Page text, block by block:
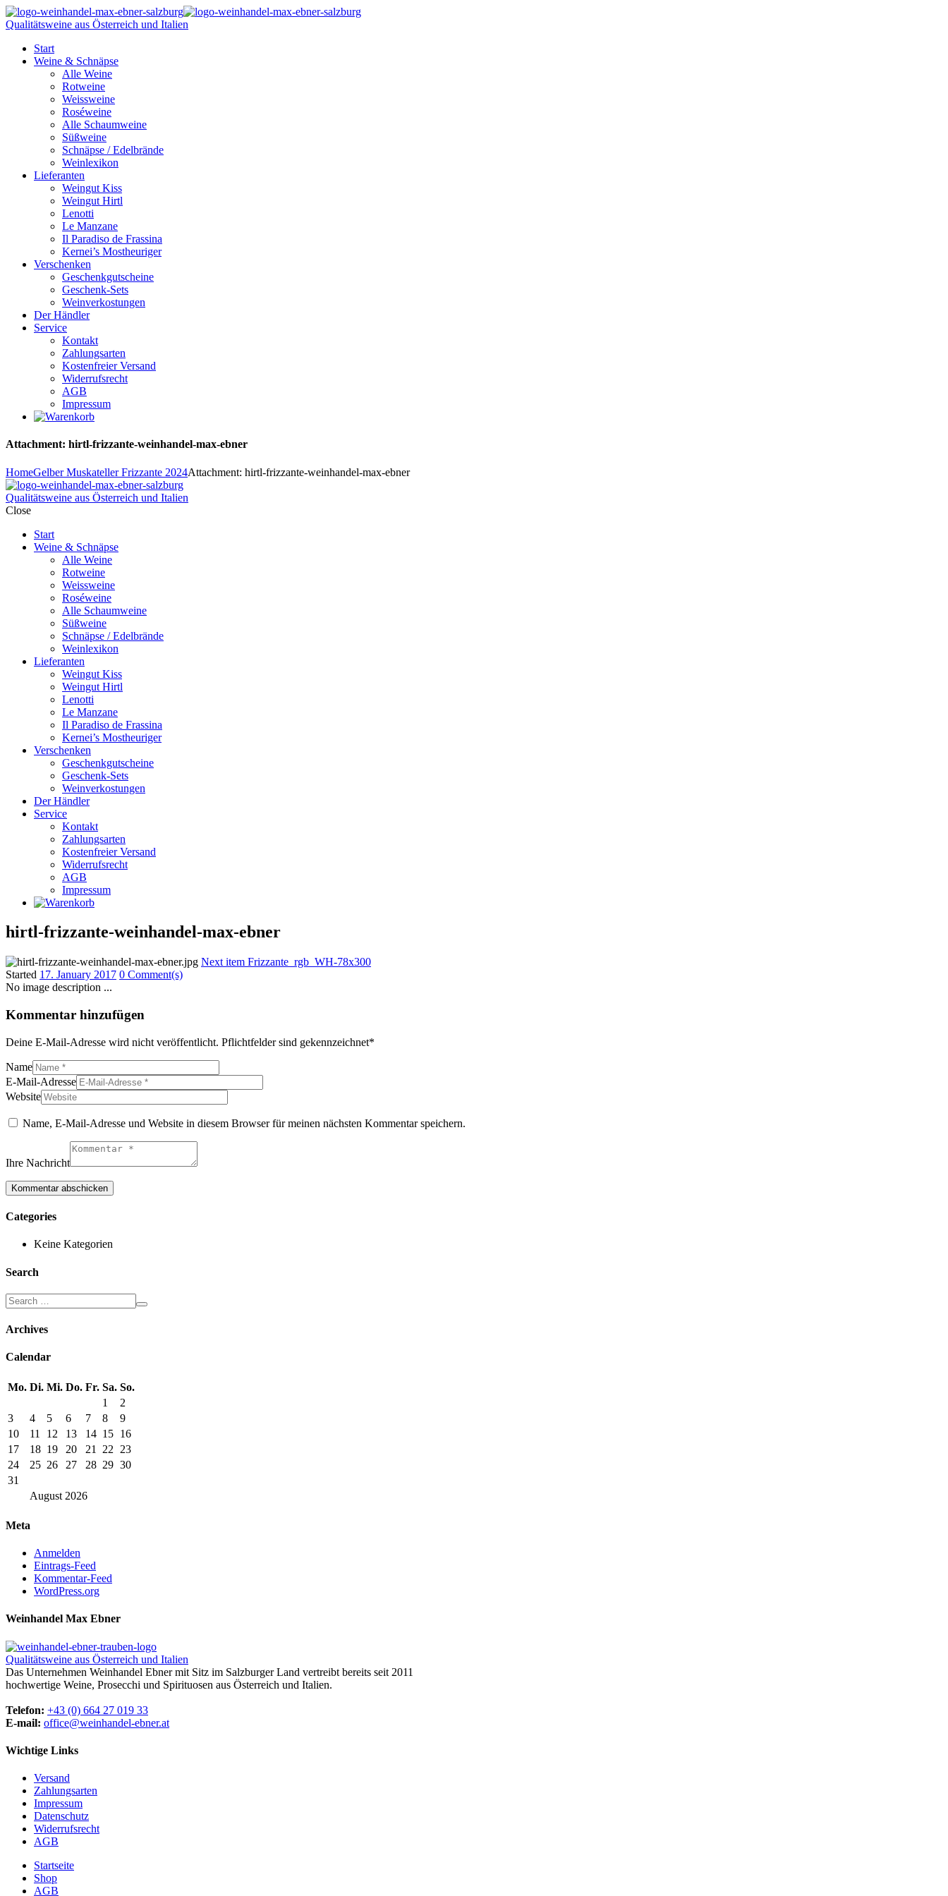
Qualitätsweine aus Österreich und Italien
Start
Weine & Schnäpse
Alle Weine
Rotweine
Weissweine
Roséweine
Alle Schaumweine
Süßweine
Schnäpse / Edelbrände
Weinlexikon
Lieferanten
Weingut Kiss
Weingut Hirtl
Lenotti
Le Manzane
Il Paradiso de Frassina
Kernei’s Mostheuriger
Verschenken
Geschenkgutscheine
Geschenk-Sets
Weinverkostungen
Der Händler
Service
Kontakt
Zahlungsarten
Kostenfreier Versand
Widerrufsrecht
AGB
Impressum
Attachment: hirtl-frizzante-weinhandel-max-ebner
HomeGelber Muskateller Frizzante 2024Attachment: hirtl-frizzante-weinhandel-max-ebner
Qualitätsweine aus Österreich und Italien
Close
Start
Weine & Schnäpse
Alle Weine
Rotweine
Weissweine
Roséweine
Alle Schaumweine
Süßweine
Schnäpse / Edelbrände
Weinlexikon
Lieferanten
Weingut Kiss
Weingut Hirtl
Lenotti
Le Manzane
Il Paradiso de Frassina
Kernei’s Mostheuriger
Verschenken
Geschenkgutscheine
Geschenk-Sets
Weinverkostungen
Der Händler
Service
Kontakt
Zahlungsarten
Kostenfreier Versand
Widerrufsrecht
AGB
Impressum
hirtl-frizzante-weinhandel-max-ebner
Next item Frizzante_rgb_WH-78x300
Started 17. January 2017 0 Comment(s)
No image description ...
Kommentar hinzufügen
Deine E-Mail-Adresse wird nicht veröffentlicht. Pflichtfelder sind gekennzeichnet*
Name
E-Mail-Adresse
Website
Name, E-Mail-Adresse und Website in diesem Browser für meinen nächsten Kommentar speichern.
Ihre Nachricht
Categories
Keine Kategorien
Search
Archives
Calendar
Mo. Di. Mi. Do. Fr. Sa. So.
1
2
3
4 5 6 7 8
9
10
11 12 13 14 15 16
17
18 19 20 21 22
23
24
25 26 27 28 29 30
31
August 2026
Meta
Anmelden
Eintrags-Feed
Kommentar-Feed
WordPress.org
Weinhandel Max Ebner
Qualitätsweine aus Österreich und Italien
Das Unternehmen Weinhandel Ebner mit Sitz im Salzburger Land vertreibt bereits seit 2011
hochwertige Weine, Prosecchi und Spirituosen aus Österreich und Italien.
Telefon: +43 (0) 664 27 019 33
E-mail: office@weinhandel-ebner.at
Wichtige Links
Versand
Zahlungsarten
Impressum
Datenschutz
Widerrufsrecht
AGB
Startseite
Shop
AGB